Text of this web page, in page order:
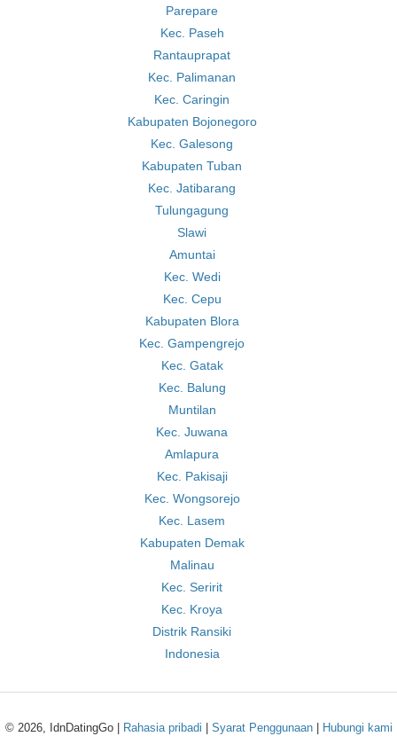
Parepare
Kec. Paseh
Rantauprapat
Kec. Palimanan
Kec. Caringin
Kabupaten Bojonegoro
Kec. Galesong
Kabupaten Tuban
Kec. Jatibarang
Tulungagung
Slawi
Amuntai
Kec. Wedi
Kec. Cepu
Kabupaten Blora
Kec. Gampengrejo
Kec. Gatak
Kec. Balung
Muntilan
Kec. Juwana
Amlapura
Kec. Pakisaji
Kec. Wongsorejo
Kec. Lasem
Kabupaten Demak
Malinau
Kec. Seririt
Kec. Kroya
Distrik Ransiki
Indonesia
© 2026, IdnDatingGo | Rahasia pribadi Syarat Penggunaan| Hubungi kami